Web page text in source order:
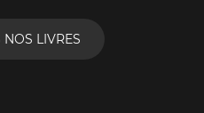
LIVRES